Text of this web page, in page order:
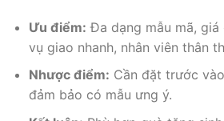
Ưu điểm: Đa dạng mẫu mã,
vụ giao nhanh, nhân viên thân
Nhược điểm: Cần đặt trước
đảm bảo có mẫu ưng ý.